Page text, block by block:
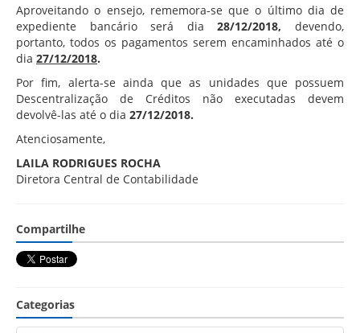
Aproveitando o ensejo, rememora-se que o último dia de
expediente bancário será dia28/12/2018,devendo,
portanto, todos os pagamentos serem encaminhados até o
dia 27/12/2018.
Por fim, alerta-se ainda que as unidades que possuem
Descentralização de Créditos não executadas devem
devolvê-las até o dia 27/12/2018.
Atenciosamente,
LAILA RODRIGUES ROCHA
Diretora Central de Contabilidade
Compartilhe
Categorias